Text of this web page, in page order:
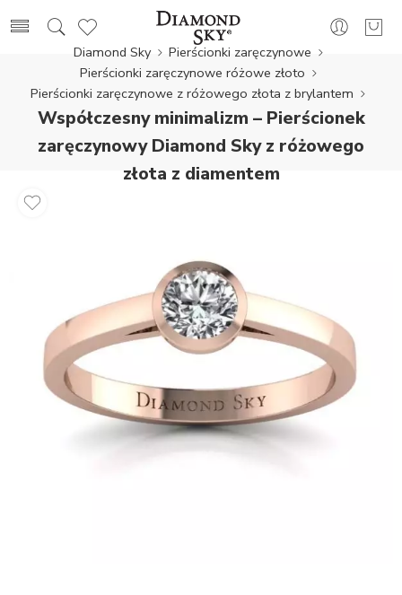
Diamond Sky
Pierścionki zaręczynowe
Pierścionki zaręczynowe różowe złoto
Pierścionki zaręczynowe z różowego złota z brylantem
Współczesny minimalizm – Pierścionek
zaręczynowy Diamond Sky z różowego
złota z diamentem